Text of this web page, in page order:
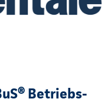
Betriebs-